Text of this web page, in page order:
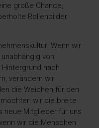
große Chance,
Rollenbilder
Wenn wir
von
nach
verändern wir
die Weichen für den
wir die breite
neue Mitglieder für uns
wir die Menschen